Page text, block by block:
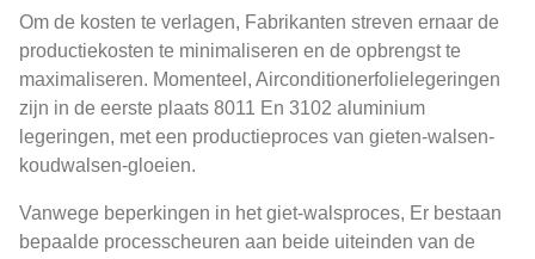
Om de kosten te verlagen, Fabrikanten streven ernaar de
productiekosten te minimaliseren en de opbrengst te
maximaliseren. Momenteel, Airconditionerfolielegeringen
zijn in de eerste plaats 8011 En 3102 aluminium
legeringen, met een productieproces van gieten-walsen-
koudwalsen-gloeien.
Vanwege beperkingen in het giet-walsproces, Er bestaan ​​
bepaalde processcheuren aan beide uiteinden van de